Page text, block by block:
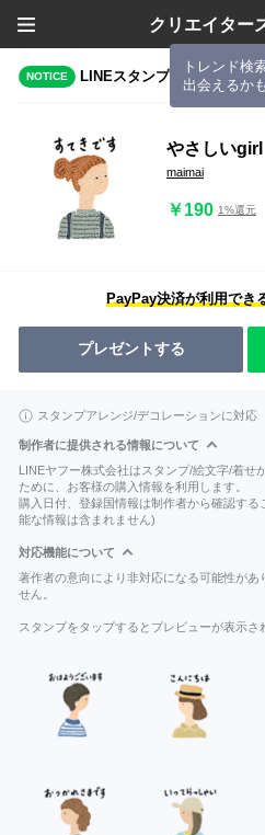
クリエイター
トレンド検
出会えるか
NOTICE LINEスタンプメーカーで作
やさしいgirl
maimai
￥190 1%還元
PayPay決済が利用でき
プレゼントする
スタンプアレンジ/デコレーションに対応
制作者に提供される情報について
LINEヤフー株式会社はスタンプ/絵文字/着せ
ために、お客様の購入情報を利用します。
購入日付、登録国情報は制作者から確認す
能な情報は含まれません)
対応機能について
著作者の意向により非対応になる可能性があ
せん。
スタンプをタップするとプレビューが表示さ